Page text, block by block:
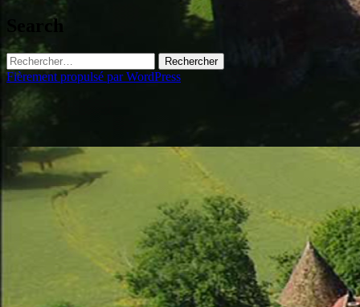
Search
Rechercher :
Fièrement propulsé par WordPress